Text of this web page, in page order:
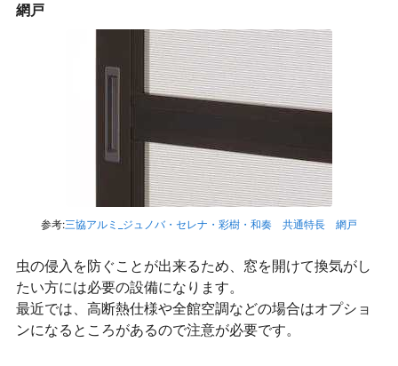
網戸
参考:三協アルミ_ジュノバ・セレナ・彩樹・和奏 共通特長 網戸
虫の侵入を防ぐことが出来るため、窓を開けて換気がし
たい方には必要の設備になります。
最近では、高断熱仕様や全館空調などの場合はオプショ
ンになるところがあるので注意が必要です。